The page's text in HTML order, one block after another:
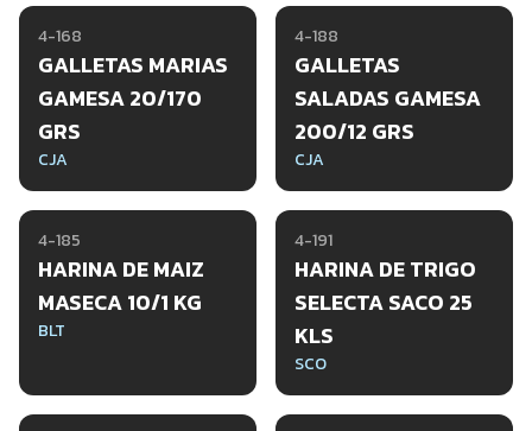
4-168
GALLETAS MARIAS
GAMESA 20/170
GRS
CJA
4-188
GALLETAS
SALADAS GAMESA
200/12 GRS
CJA
4-185
HARINA DE MAIZ
MASECA 10/1 KG
BLT
4-191
HARINA DE TRIGO
SELECTA SACO 25
KLS
SCO